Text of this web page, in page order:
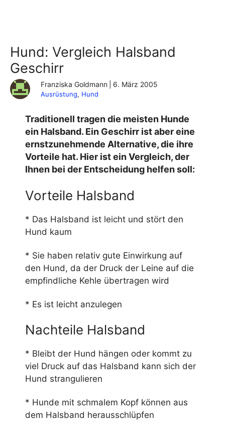
Hund: Vergleich Halsband
Geschirr
Franziska Goldmann 6. März 2005
Ausrüstung, Hund
Traditionell tragen die meisten Hunde
ein Halsband. Ein Geschirr ist aber eine
ernstzunehmende Alternative, die ihre
Vorteile hat. Hier ist ein Vergleich, der
Ihnen bei der Entscheidung helfen soll:
Vorteile Halsband
* Das Halsband ist leicht und stört den
Hund kaum
* Sie haben relativ gute Einwirkung auf
den Hund, da der Druck der Leine auf die
empfindliche Kehle übertragen wird
* Es ist leicht anzulegen
Nachteile Halsband
* Bleibt der Hund hängen oder kommt zu
viel Druck auf das Halsband kann sich der
Hund strangulieren
* Hunde mit schmalem Kopf können aus
dem Halsband herausschlüpfen